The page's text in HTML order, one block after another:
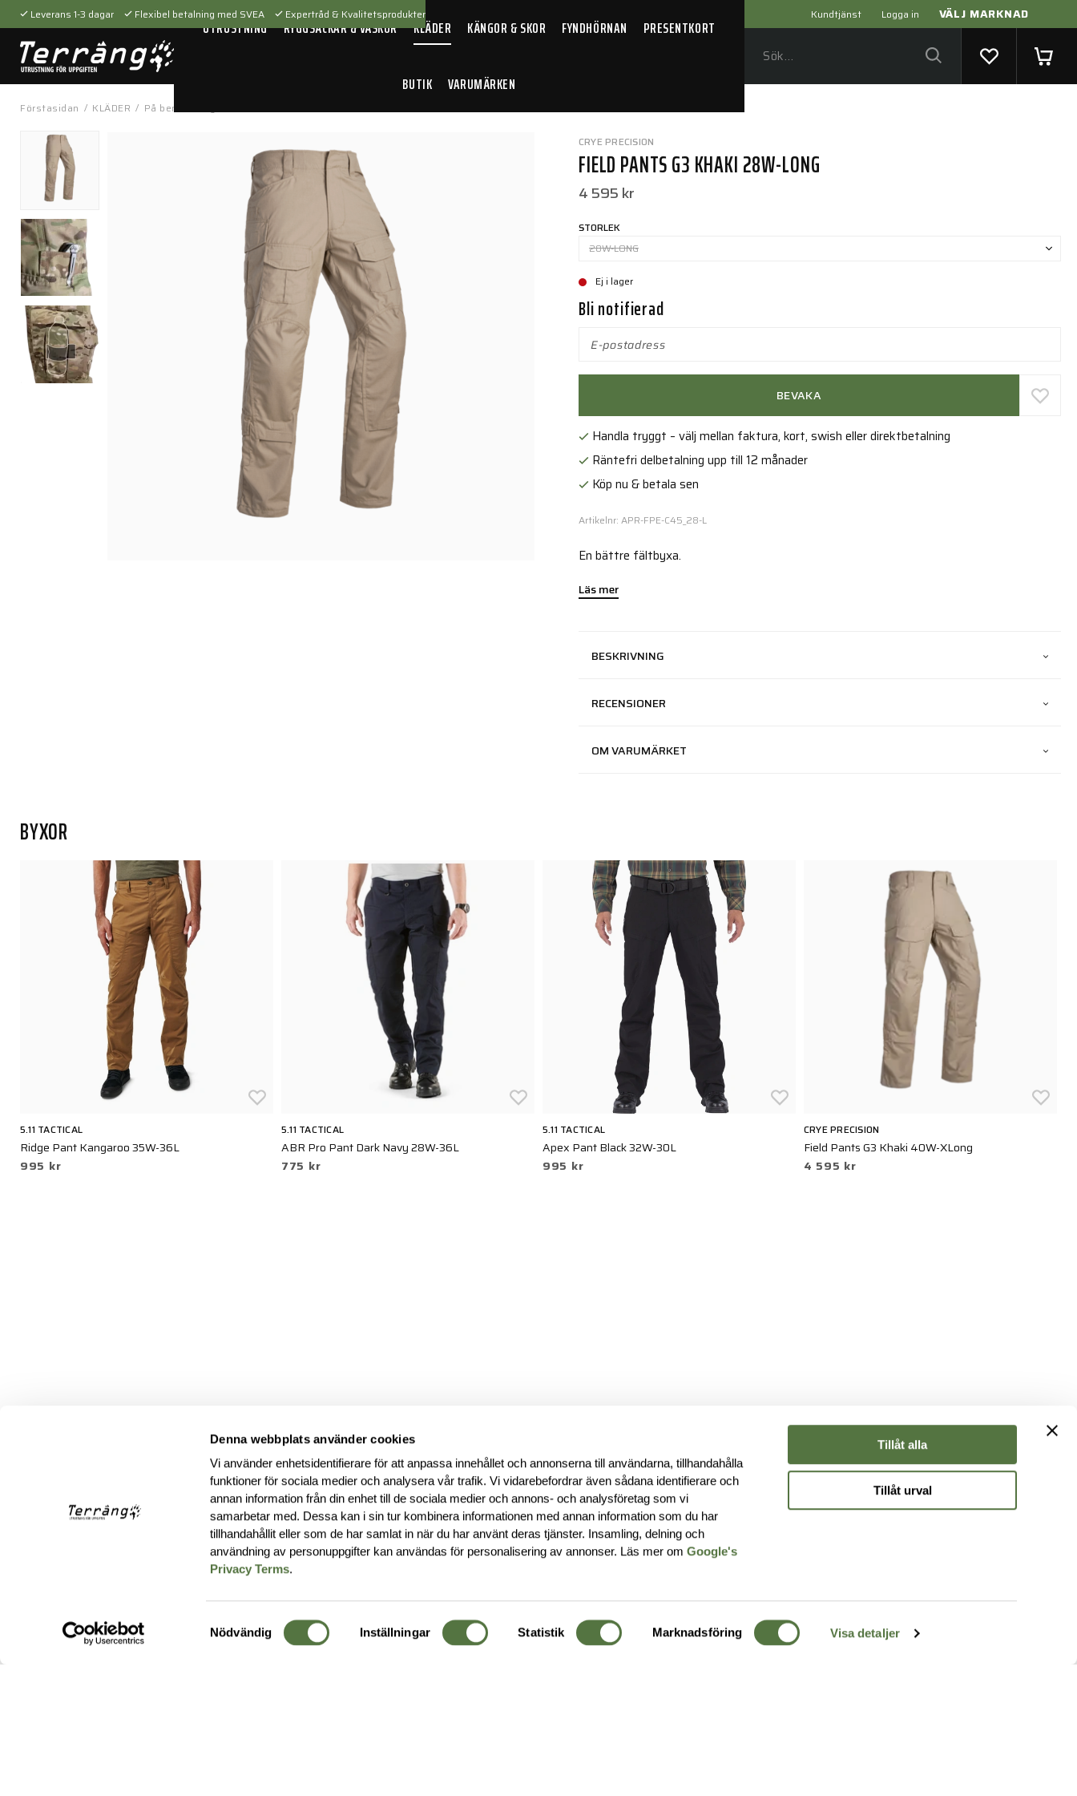
Denna webbplats använder cookies
Vi använder enhetsidentifierare för att anpassa innehållet och annonserna till användarna, tillhandahålla
funktioner för sociala medier och analysera vår trafik. Vi vidarebefordrar även sådana identifierare och
annan information från din enhet till de sociala medier och annons- och analysföretag som vi
samarbetar med. Dessa kan i sin tur kombinera informationen med annan information som du har
tillhandahållit eller som de har samlat in när du har använt deras tjänster. Insamling, delning och
användning av personuppgifter kan användas för personalisering av annonser. Läs mer omGoogle's
Privacy Terms.
Samtyckesval
Nödvändig Inställningar Statistik Marknadsföring Visa detaljer
Tillåt alla
Tillåt urval
Kundtjänst Logga in VÄLJ MARKNAD
Leverans 1-3 dagar Flexibel betalning med SVEA Expertråd & Kvalitetsprodukter
UTRUSTNING RYGGSÄCKAR & VÄSKOR KLÄDER KÄNGOR & SKOR FYNDHÖRNAN PRESENTKORT
BUTIK VARUMÄRKEN
Förstasidan / KLÄDER / På benen
CRYE PRECISION
FIELD PANTS G3 KHAKI 28W-LONG
4 595 kr
STORLEK
28W-LONG
Ej i lager
Bli notifierad
BEVAKA
Handla tryggt – välj mellan faktura, kort, swish eller direktbetalning
Räntefri delbetalning upp till 12 månader
Köp nu & betala sen
Artikelnr: APR-FPE-C45_28-L
En bättre fältbyxa.
Läs mer
BESKRIVNING
RECENSIONER
OM VARUMÄRKET
BYXOR
5.11 TACTICAL
Ridge Pant Kangaroo 35W-36L
995 kr
5.11 TACTICAL
ABR Pro Pant Dark Navy 28W-36L
775 kr
5.11 TACTICAL
Apex Pant Black 32W-30L
995 kr
CRYE PRECISION
Field Pants G3 Khaki 40W-XLong
4 595 kr